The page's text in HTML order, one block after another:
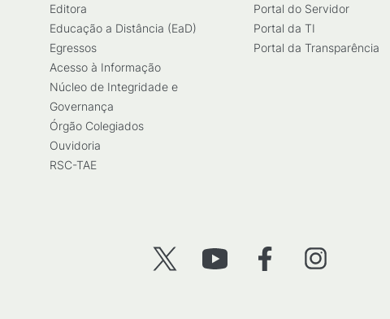
Editora
Educação a Distância (EaD)
Egressos
Acesso à Informação
Núcleo de Integridade e
Governança
Órgão Colegiados
Ouvidoria
RSC-TAE
Portal do Servidor
Portal da TI
Portal da Transparência